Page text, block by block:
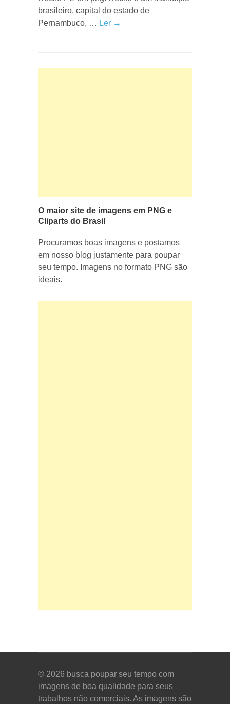
brasileiro, capital do estado de
Pernambuco, … Ler →
O maior site de imagens em PNG e
Cliparts do Brasil
Procuramos boas imagens e postamos
em nosso blog justamente para poupar
seu tempo. Imagens no formato PNG são
ideais.
© 2026 busca poupar seu tempo com
imagens de boa qualidade para seus
trabalhos não comerciais. As imagens são